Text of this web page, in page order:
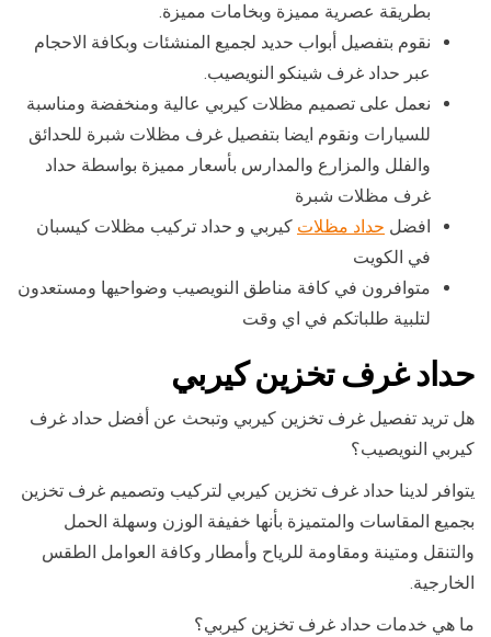
بطريقة عصرية مميزة وبخامات مميزة.
نقوم بتفصيل أبواب حديد لجميع المنشئات وبكافة الاحجام
عبر حداد غرف شينكو النويصيب.
نعمل على تصميم مظلات كيربي عالية ومنخفضة ومناسبة
للسيارات ونقوم ايضا بتفصيل غرف مظلات شبرة للحدائق
والفلل والمزارع والمدارس بأسعار مميزة بواسطة حداد
غرف مظلات شبرة
افضل حداد مظلات كيربي و حداد تركيب مظلات كيسبان
في الكويت
متوافرون في كافة مناطق النويصيب وضواحيها ومستعدون
لتلبية طلباتكم في اي وقت
حداد غرف تخزين كيربي
هل تريد تفصيل غرف تخزين كيربي وتبحث عن أفضل حداد غرف
كيربي النويصيب؟
يتوافر لدينا حداد غرف تخزين كيربي لتركيب وتصميم غرف تخزين
بجميع المقاسات والمتميزة بأنها خفيفة الوزن وسهلة الحمل
والتنقل ومتينة ومقاومة للرياح وأمطار وكافة العوامل الطقس
الخارجية.
ما هي خدمات حداد غرف تخزين كيربي؟